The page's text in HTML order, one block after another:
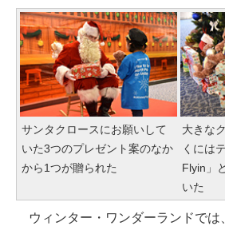
サンタクロースにお願いして
いた3つのプレゼント案のなか
から1つが贈られた
大きな
くには
Flyin」
いた
ウィンター・ワンダーランドでは